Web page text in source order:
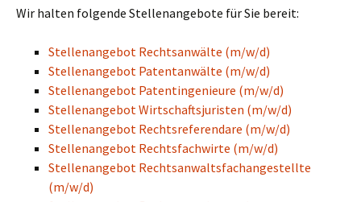
Wir halten folgende Stellenangebote für Sie bereit:
Stellenangebot Rechtsanwälte (m/w/d)
Stellenangebot Patentanwälte (m/w/d)
Stellenangebot Patentingenieure (m/w/d)
Stellenangebot Wirtschaftsjuristen (m/w/d)
Stellenangebot Rechtsreferendare (m/w/d)
Stellenangebot Rechtsfachwirte (m/w/d)
Stellenangebot Rechtsanwaltsfachangestellte
(m/w/d)